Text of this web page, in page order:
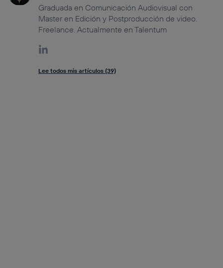
Graduada en Comunicación Audiovisual con
Master en Edición y Postproducción de video.
Freelance. Actualmente en Talentum
Lee todos mis artículos (39)